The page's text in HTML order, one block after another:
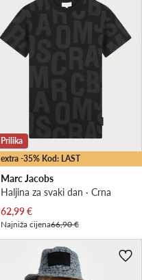
extra -35% Kod: LAST
Prilika
Marc Jacobs
Haljina za svaki dan · Crna
Trenutna cijena
62,99€
Najniža cijena66,90 €